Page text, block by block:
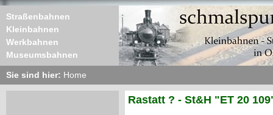
Straßenbahnen
Kleinbahnen
Werkbahnen
Museumsbahnen
Sie sind hier: Home
Rastatt ? - St&H "ET 20